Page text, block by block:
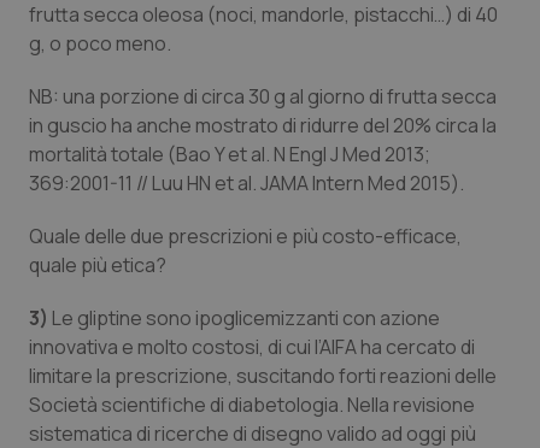
frutta secca oleosa (noci, mandorle, pistacchi…) di 40
g, o poco meno.
NB: una porzione di circa 30 g al giorno di frutta secca
in guscio ha anche mostrato di ridurre del 20% circa la
mortalità totale (Bao Y et al. N Engl J Med 2013;
369:2001-11 // Luu HN et al. JAMA Intern Med 2015).
Quale delle due prescrizioni e più costo-efficace,
quale più etica?
3) Le gliptine sono ipoglicemizzanti con azione
innovativa e molto costosi, di cui l’AIFA ha cercato di
limitare la prescrizione, suscitando forti reazioni delle
Società scientifiche di diabetologia. Nella revisione
sistematica di ricerche di disegno valido ad oggi più